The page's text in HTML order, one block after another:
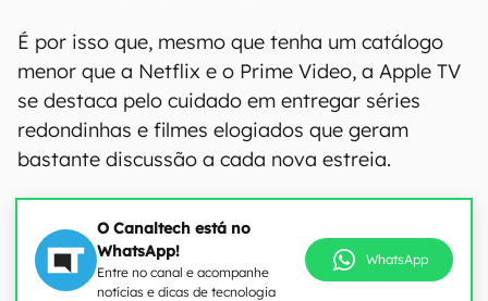
É por isso que, mesmo que tenha um catálogo
menor que a Netflix e o Prime Video, a Apple TV
se destaca pelo cuidado em entregar séries
redondinhas e filmes elogiados que geram
bastante discussão a cada nova estreia.
O Canaltech está no
WhatsApp!
Entre no canal e acompanhe
notícias e dicas de tecnologia
WhatsApp